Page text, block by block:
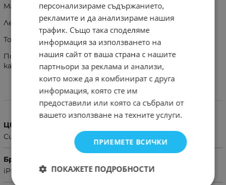
Материал на продукта: Метал и закалено стъкло
Лесен монтаж и демонтаж
Точно и прецизно напасване върху обектива
Подходящи за калъфи, всички ваши съществуващи
калъфи ще паснат и ще останат използваеми
Характеристики
Цвят
Сив
Бранд
iPhone
персонализираме съдържанието,
рекламите и да анализираме нашия
трафик. Също така споделяме
информация за използването на
нашия сайт от ваша страна с нашите
партньори за реклама и анализи,
които може да я комбинират с друга
информация, която сте им
предоставили или която са събрали от
вашето използване на техните услуги.
ПРИЕМЕТЕ ВСИЧКИ
ПОКАЖЕТЕ ПОДРОБНОСТИ